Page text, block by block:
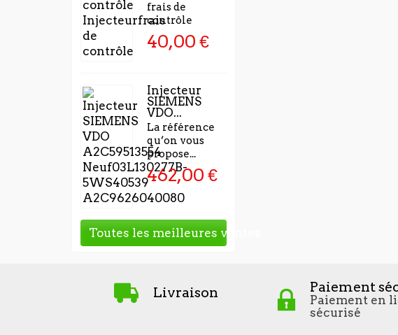
frais de
contrôle
40,00 €
Injecteur
SIEMENS
VDO...
La référence
qu’on vous
propose...
462,00 €
Toutes les meilleures ventes
Livraison Paiement
Paiement en
sécurisé